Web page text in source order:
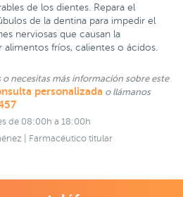
de los dientes. Repara el
de la dentina para impedir el
nerviosas que causan la
alimentos fríos, calientes o ácidos.
o necesitas más información sobre este
personalizada o llámanos
de 08:00h a 18:00h
| Farmacéutico titular